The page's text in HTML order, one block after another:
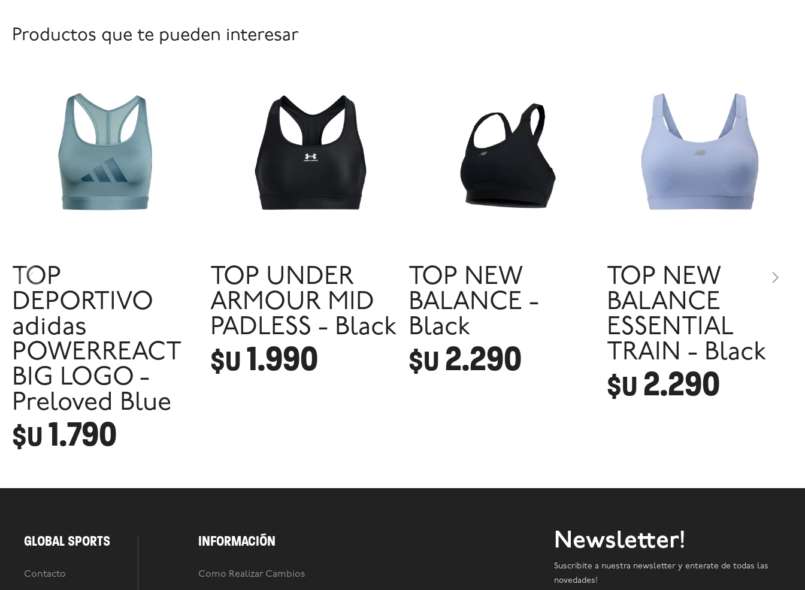
Productos que te pueden interesar
TOP
DEPORTIVO
adidas
POWERREACT
BIG LOGO -
Preloved Blue
$U1.790
TOP UNDER
ARMOUR MID
PADLESS - Black
$U1.990
TOP NEW
BALANCE -
Black
$U 2.290
TOP NEW
BALANCE
ESSENTIAL
TRAIN - Black
$U 2.290
GLOBAL SPORTS
Contacto
INFORMACIÓN
Como Realizar Cambios
Newsletter!
Suscribite a nuestra newsletter y enterate de todas las
novedades!